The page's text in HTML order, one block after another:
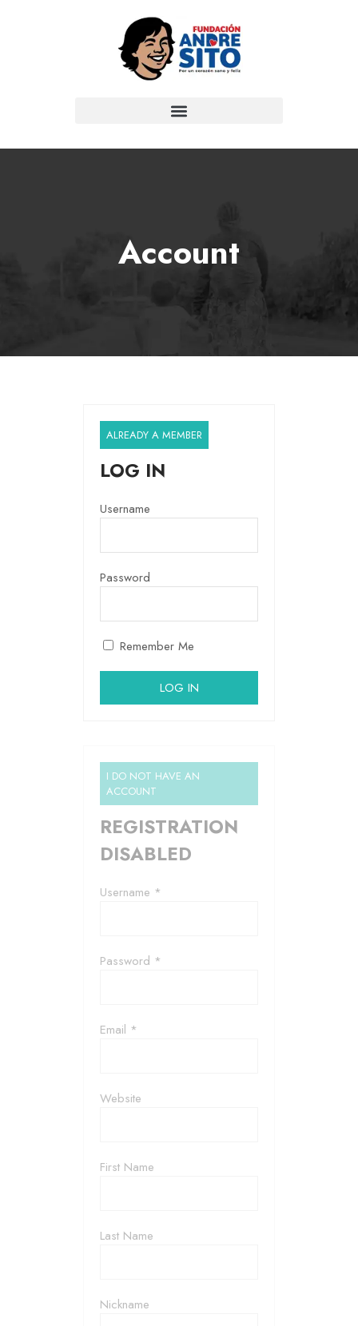
Account
ALREADY A MEMBER
LOG IN
Username
Password
Remember Me
I DO NOT HAVE AN
ACCOUNT
REGISTRATION
DISABLED
Username *
Password *
Email *
Website
First Name
Last Name
Nickname